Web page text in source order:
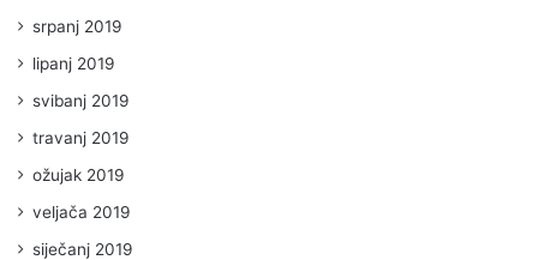
srpanj 2019
lipanj 2019
svibanj 2019
travanj 2019
ožujak 2019
veljača 2019
siječanj 2019